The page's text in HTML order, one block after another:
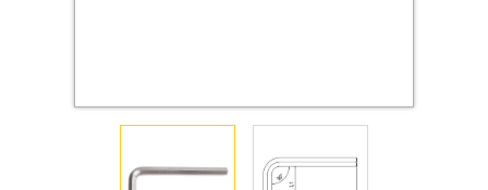
Оснастка и аксессуары для яхт